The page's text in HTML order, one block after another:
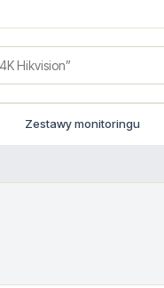
Zestawy monitoringu